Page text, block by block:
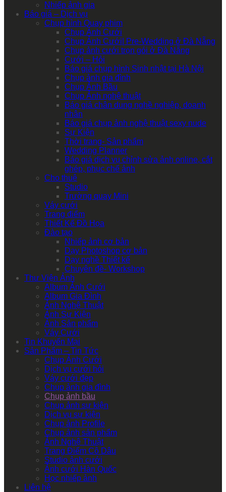
Nhiếp ảnh gia
Báo giá – Dịch vụ
Chụp hình Quay phim
Chụp Ảnh Cưới
Chụp Ảnh Cưới| Pre-Wedding ở Đà Nẵng
Chụp ảnh cưới trọn gói ở Đà Nẵng
Cưới – Hỏi
Báo giá chụp hình Sinh nhật tại Hà Nội
Chụp ảnh gia đình
Chụp Ảnh Bầu
Chụp Ảnh nghệ thuật
Báo giá chân dung nghề nghiệp, doanh
nhân
Báo giá chụp ảnh nghệ thuật sexy nude
Sự Kiện
Thời trang- Sản phẩm
Wedding Planner
Báo giá dịch vụ chỉnh sửa ảnh online, cắt
ghép, phục chế ảnh
Cho thuê
Studio
Trường quay Mini
Váy cưới
Trang điểm
Thiết Kế Đồ Họa
Đào tạo
Nhiếp ảnh cơ bản
Dạy Photoshop cơ bản
Dạy nghề Thiết kế
Chuyên đề- Workshop
Thư Viện Ảnh
Album Ảnh Cưới
Album Gia Đình
Ảnh Nghệ Thuật
Ảnh Sự Kiện
Ảnh Sản phẩm
Váy Cưới
Tin Khuyến Mại
Sản Phẩm – Tin Tức
Chụp Ảnh Cưới
Dịch vụ cưới hỏi
Váy cưới đẹp
Chụp ảnh gia đình
Chụp ảnh bầu
Chụp ảnh sự kiện
Dịch vụ sự kiện
Chụp ảnh Profile
Chụp ảnh sản phẩm
Ảnh Nghệ Thuật
Trang Điểm Cô Dâu
Studio ảnh cưới
Ảnh cưới Hàn Quốc
Học nhiếp ảnh
Liên hệ